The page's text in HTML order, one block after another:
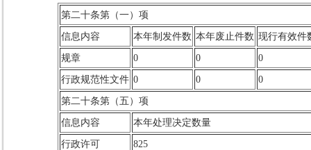
第二十条第（一）项
信息内容 本年制发件数 本年废止件数 现行有效件
规章 0 0 0
行政规范性文件 0 0 0
第二十条第（五）项
信息内容 本年处理决定数量
行政许可 825